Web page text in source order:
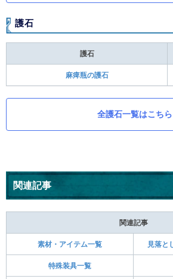
護石
護石
麻痺瓶の護石
全護石一覧はこちら
関連記事
関連記事
素材・アイテム一覧 見落と
特殊装具一覧